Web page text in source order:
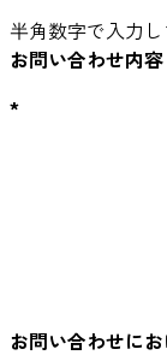
半角数字で入力
お問い合わせ内容
*
お問い合わせに